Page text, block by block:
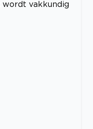
vakkundig